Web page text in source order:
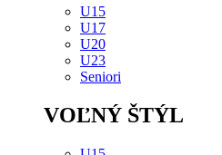
U15
U17
U20
U23
Seniori
VOĽNÝ ŠTÝL